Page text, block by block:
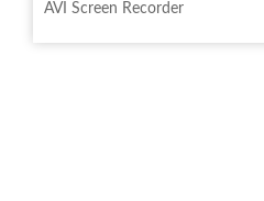
AVI Screen Recorder